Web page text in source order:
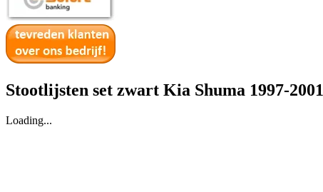
Stootlijsten set zwart Kia Shuma 1997-2001
Loading...